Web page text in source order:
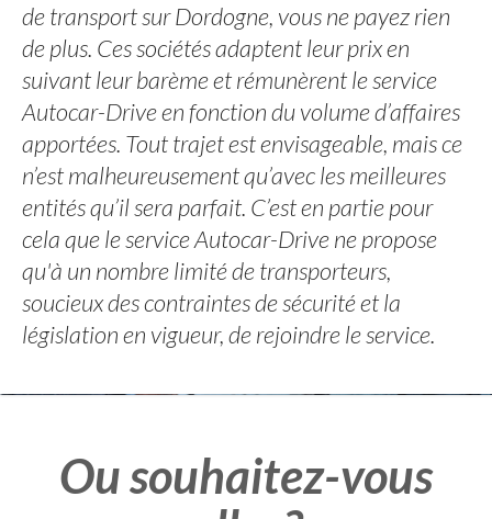
de transport sur Dordogne, vous ne payez rien
de plus. Ces sociétés adaptent leur prix en
suivant leur barème et rémunèrent le service
Autocar-Drive en fonction du volume d’affaires
apportées. Tout trajet est envisageable, mais ce
n’est malheureusement qu’avec les meilleures
entités qu’il sera parfait. C’est en partie pour
cela que le service Autocar-Drive ne propose
qu'à un nombre limité de transporteurs,
soucieux des contraintes de sécurité et la
législation en vigueur, de rejoindre le service.
Ou souhaitez-vous